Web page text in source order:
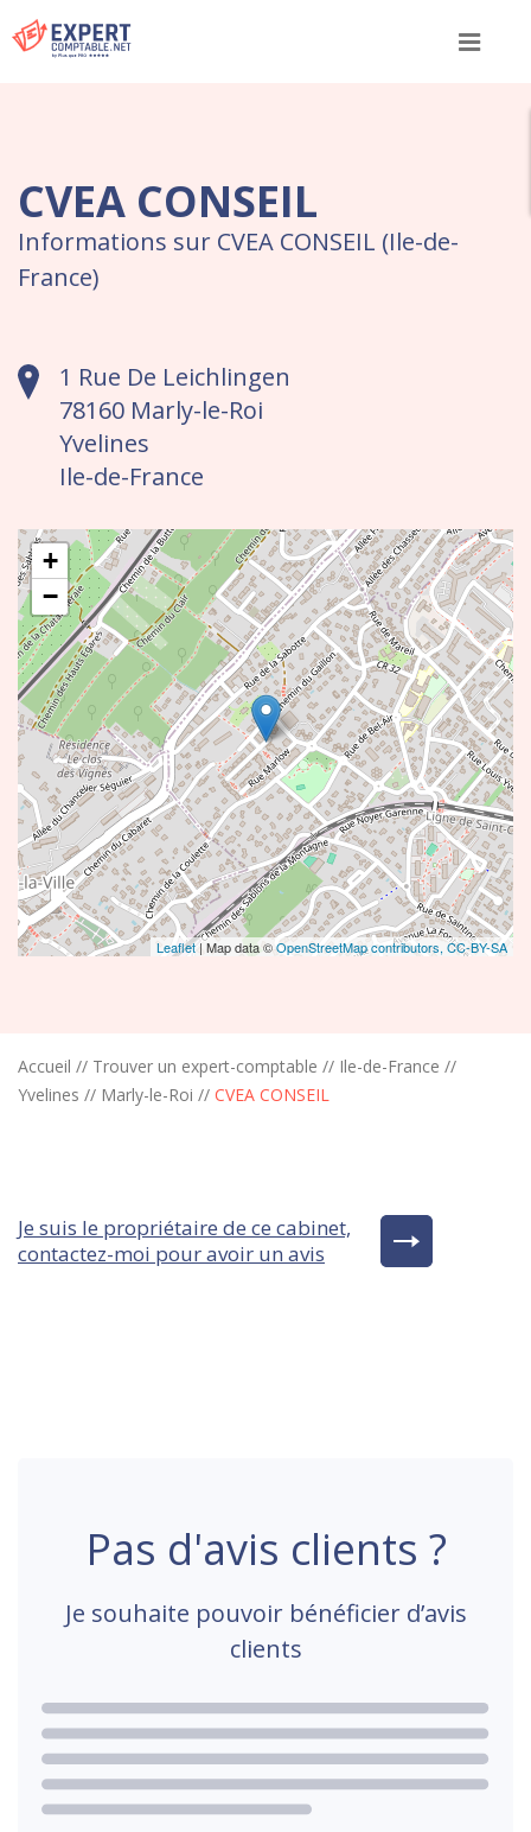
Menu
CVEA CONSEIL
Informations sur CVEA CONSEIL (Ile-de-
France)
1 Rue De Leichlingen
78160 Marly-le-Roi
Yvelines
Ile-de-France
+
−
Leaflet| Map data ©OpenStreetMap contributors, CC-BY-SA
Accueil // Trouver un expert-comptable // Ile-de-France //
Yvelines // Marly-le-Roi // CVEA CONSEIL
Je suis le propriétaire de ce cabinet,
contactez-moi pour avoir un avis
Pas d'avis clients ?
Je souhaite pouvoir bénéficier d’avis
clients